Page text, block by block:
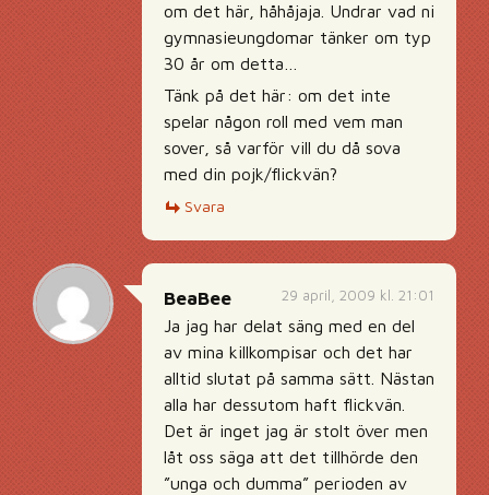
om det här, håhåjaja. Undrar vad ni
gymnasieungdomar tänker om typ
30 år om detta…
Tänk på det här: om det inte
spelar någon roll med vem man
sover, så varför vill du då sova
med din pojk/flickvän?
Svara
29 april, 2009 kl. 21:01
BeaBee
Ja jag har delat säng med en del
av mina killkompisar och det har
alltid slutat på samma sätt. Nästan
alla har dessutom haft flickvän.
Det är inget jag är stolt över men
låt oss säga att det tillhörde den
”unga och dumma” perioden av